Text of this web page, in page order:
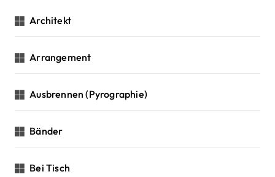
Architekt
Arrangement
Ausbrennen (Pyrographie)
Bänder
Bei Tisch